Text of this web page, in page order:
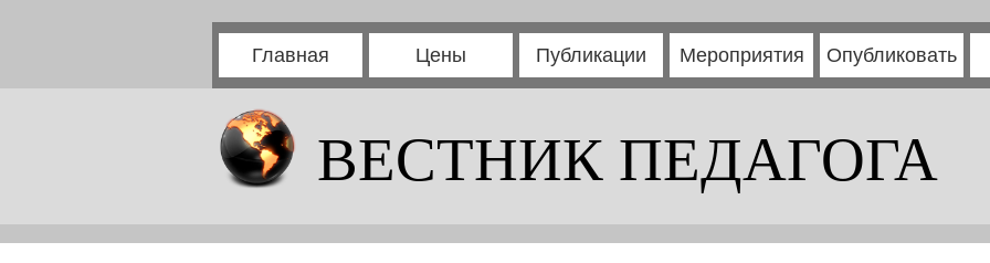
Главная Цены Публикации Мероприятия Опубликовать
ВЕСТНИК ПЕДАГОГА